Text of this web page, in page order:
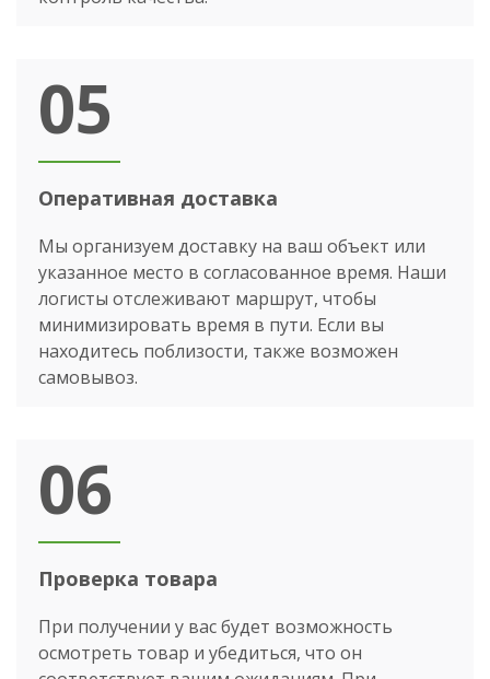
05
Оперативная доставка
Мы организуем доставку на ваш объект или
указанное место в согласованное время. Наши
логисты отслеживают маршрут, чтобы
минимизировать время в пути. Если вы
находитесь поблизости, также возможен
самовывоз.
06
Проверка товара
При получении у вас будет возможность
осмотреть товар и убедиться, что он